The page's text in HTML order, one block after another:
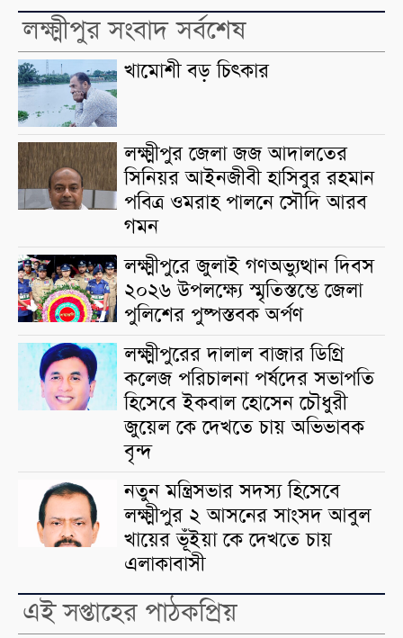
লক্ষ্মীপুর সংবাদ সর্বশেষ
খামোশী বড় চিৎকার
লক্ষ্মীপুর জেলা জজ আদালতের
সিনিয়র আইনজীবী হাসিবুর রহমান
পবিত্র ওমরাহ পালনে সৌদি আরব
গমন
লক্ষ্মীপুরে জুলাই গণঅভ্যুত্থান দিবস
২০২৬ উপলক্ষ্যে স্মৃতিস্তম্ভে জেলা
পুলিশের পুষ্পস্তবক অর্পণ
লক্ষ্মীপুরের দালাল বাজার ডিগ্রি
কলেজ পরিচালনা পর্ষদের সভাপতি
হিসেবে ইকবাল হোসেন চৌধুরী
জুয়েল কে দেখতে চায় অভিভাবক
বৃন্দ
নতুন মন্ত্রিসভার সদস্য হিসেবে
লক্ষ্মীপুর ২ আসনের সাংসদ আবুল
খায়ের ভূঁইয়া কে দেখতে চায়
এলাকাবাসী
এই সপ্তাহের পাঠকপ্রিয়